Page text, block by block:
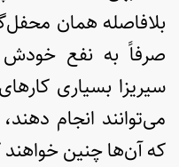
بلافاصله همان
صرفاً به نفع خودش
سیریزا بسیاری
می‌توانند انجام
که آن‌ها چنین خواهند